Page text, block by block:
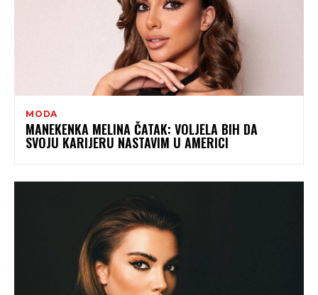
MODA
MANEKENKA MELINA ČATAK: VOLJELA BIH DA
SVOJU KARIJERU NASTAVIM U AMERICI